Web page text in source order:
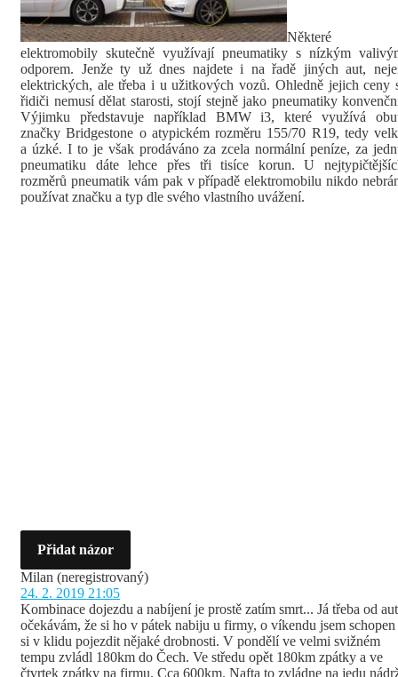
Některé
elektromobily skutečně využívají pneumatiky s nízkým
odporem. Jenže ty už dnes najdete i na řadě jiných aut,
elektrických, ale třeba i u užitkových vozů. Ohledně jejich ceny
řidiči nemusí dělat starosti, stojí stejně jako pneumatiky
Výjimku představuje například BMW i3, které využívá
značky Bridgestone o atypickém rozměru 155/70 R19, tedy
a úzké. I to je však prodáváno za zcela normální peníze, za
pneumatiku dáte lehce přes tři tisíce korun. U
rozměrů pneumatik vám pak v případě elektromobilu nikdo
používat značku a typ dle svého vlastního uvážení.
Přidat názor
Milan (neregistrovaný)
24. 2. 2019 21:05
Kombinace dojezdu a nabíjení je prostě zatím smrt... Já třeba od
očekávám, že si ho v pátek nabiju u firmy, o víkendu jsem schopen
si v klidu pojezdit nějaké drobnosti. V pondělí ve velmi svižném
tempu zvládl 180km do Čech. Ve středu opět 180km zpátky a ve
čtvrtek zpátky na firmu. Cca 600km. Nafta to zvládne na jedu